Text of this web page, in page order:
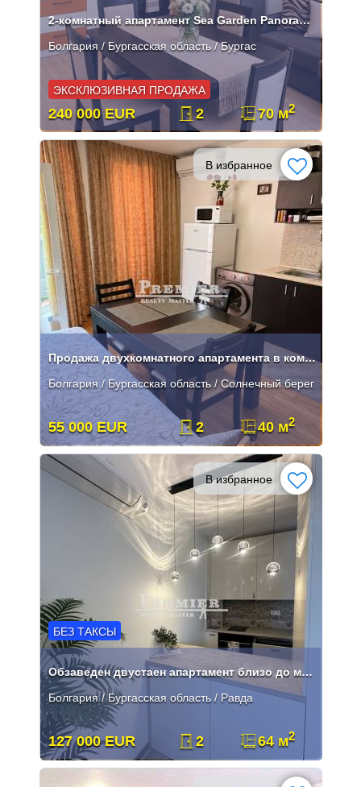
2-комнатный апартамент Sea Garden Panorama первая линия Бургас
Болгария / Бургасская область / Бургас
ЭКСКЛЮЗИВНАЯ ПРОДАЖА
240 000 EUR 2 70 м2
В избранное
Продажа двухкомнатного апартамента в комплексе на Солнечном берегу
Болгария / Бургасская область / Солнечный берег
55 000 EUR 2 40 м2
В избранное
БЕЗ ТАКСЫ
Обзаведен двустаен апартамент близо до морето в Равда
Болгария / Бургасская область / Равда
127 000 EUR 2 64 м2